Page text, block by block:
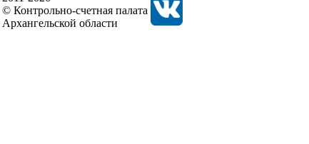
© Контрольно-счетная палата
Архангельской области